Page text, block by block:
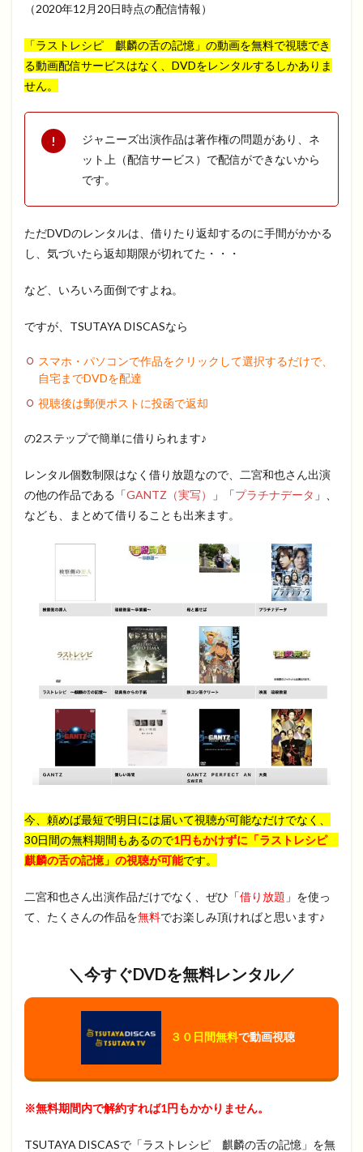
（2020年12月20日時点の配信情報）
「ラストレシピ 麒麟の舌の記憶」の動画を無料で視聴でき
る動画配信サービスはなく、DVDをレンタルするしかありま
せん。
ジャニーズ出演作品は著作権の問題があり、ネ
ット上（配信サービス）で配信ができないから
です。
ただDVDのレンタルは、借りたり返却するのに手間がかかる
し、気づいたら返却期限が切れてた・・・
など、いろいろ面倒ですよね。
ですが、TSUTAYA DISCASなら
スマホ・パソコンで作品をクリックして選択するだけで、
自宅までDVDを配達
視聴後は郵便ポストに投函で返却
の2ステップで簡単に借りられます♪
レンタル個数制限はなく借り放題なので、二宮和也さん出演
の他の作品である「GANTZ（実写） 」「プラチナデータ 」、
なども、まとめて借りることも出来ます。
今、頼めば最短で明日には届いて視聴が可能なだけでなく、
30日間の無料期間もあるので1円もかけずに「ラストレシピ
麒麟の舌の記憶」の視聴が可能です。
二宮和也さん出演作品だけでなく、ぜひ「借り放題 」を使っ
て、たくさんの作品を無料でお楽しみ頂ければと思います♪
＼今すぐDVDを無料レンタル／
３０日間無料で動画視聴
※無料期間内で解約すれば1円もかかりません。
TSUTAYA DISCASで「ラストレシピ 麒麟の舌の記憶」を無